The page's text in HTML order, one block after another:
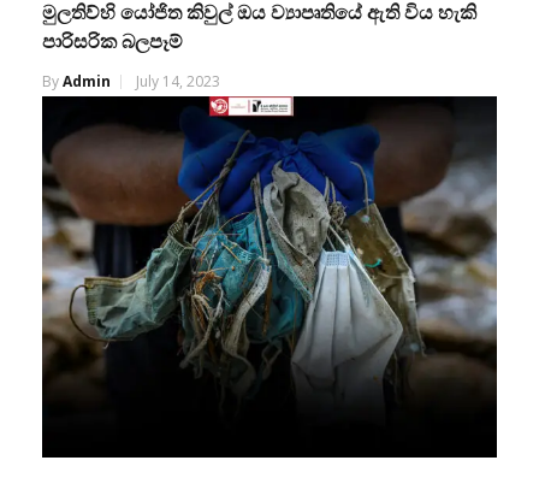
මුලතිව්හි යෝජිත කිවුල් ඔය ව්‍යාපෘතියේ ඇති විය හැකි
පාරිසරික බලපෑම්
ByAdmin July 14, 2023